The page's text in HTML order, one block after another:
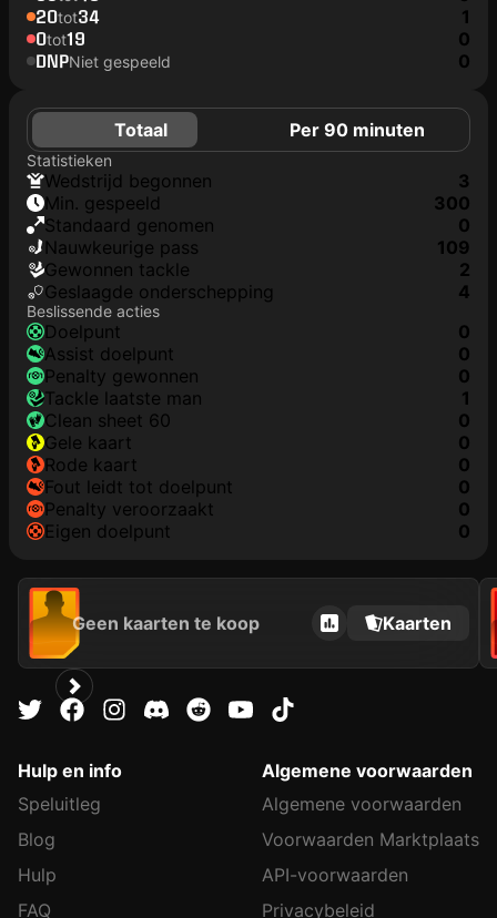
20tot34 1
0tot19 0
DNPNiet gespeeld 0
Totaal Per 90 minuten
Statistieken
wedstrijd begonnen
3
min. gespeeld
300
Standaard genomen
0
nauwkeurige pass
109
gewonnen tackle
2
geslaagde onderschepping
4
Beslissende acties
doelpunt
0
assist doelpunt
0
penalty gewonnen
0
tackle laatste man
1
clean sheet 60
0
gele kaart
0
rode kaart
0
fout leidt tot doelpunt
0
penalty veroorzaakt
0
eigen doelpunt
0
Geen kaarten te koop Kaarten
Hulp en info
Speluitleg
Blog
Hulp
FAQ
Algemene voorwaarden
Algemene voorwaarden
Voorwaarden Marktplaats
API-voorwaarden
Privacybeleid